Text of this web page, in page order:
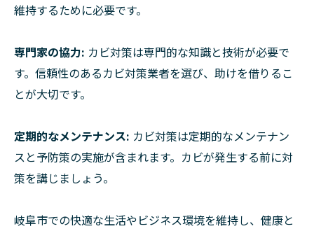
維持するために必要です。
専門家の協力: カビ対策は専門的な知識と技術が必要で
す。信頼性のあるカビ対策業者を選び、助けを借りるこ
とが大切です。
定期的なメンテナンス: カビ対策は定期的なメンテナン
スと予防策の実施が含まれます。カビが発生する前に対
策を講じましょう。
岐阜市での快適な生活やビジネス環境を維持し、健康と